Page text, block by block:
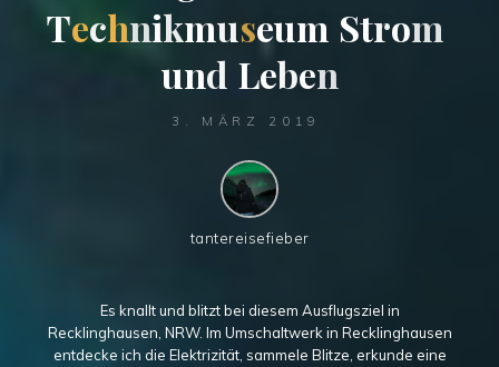
Technik
kmuseum S
St
trom
und
d Leben
3. MÄRZ 2019
tantereisefieber
Es knallt und blitzt bei diesem Ausflugsziel in
Recklinghausen, NRW. Im Umschaltwerk in Recklinghausen
entdecke ich die Elektrizität, sammele Blitze, erkunde eine